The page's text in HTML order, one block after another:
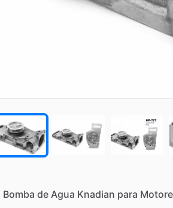
Bomba de Agua Knadian para